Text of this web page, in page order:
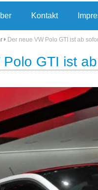
Kontakt
Der neue VW Polo GTI ist ab
Polo GTI ist